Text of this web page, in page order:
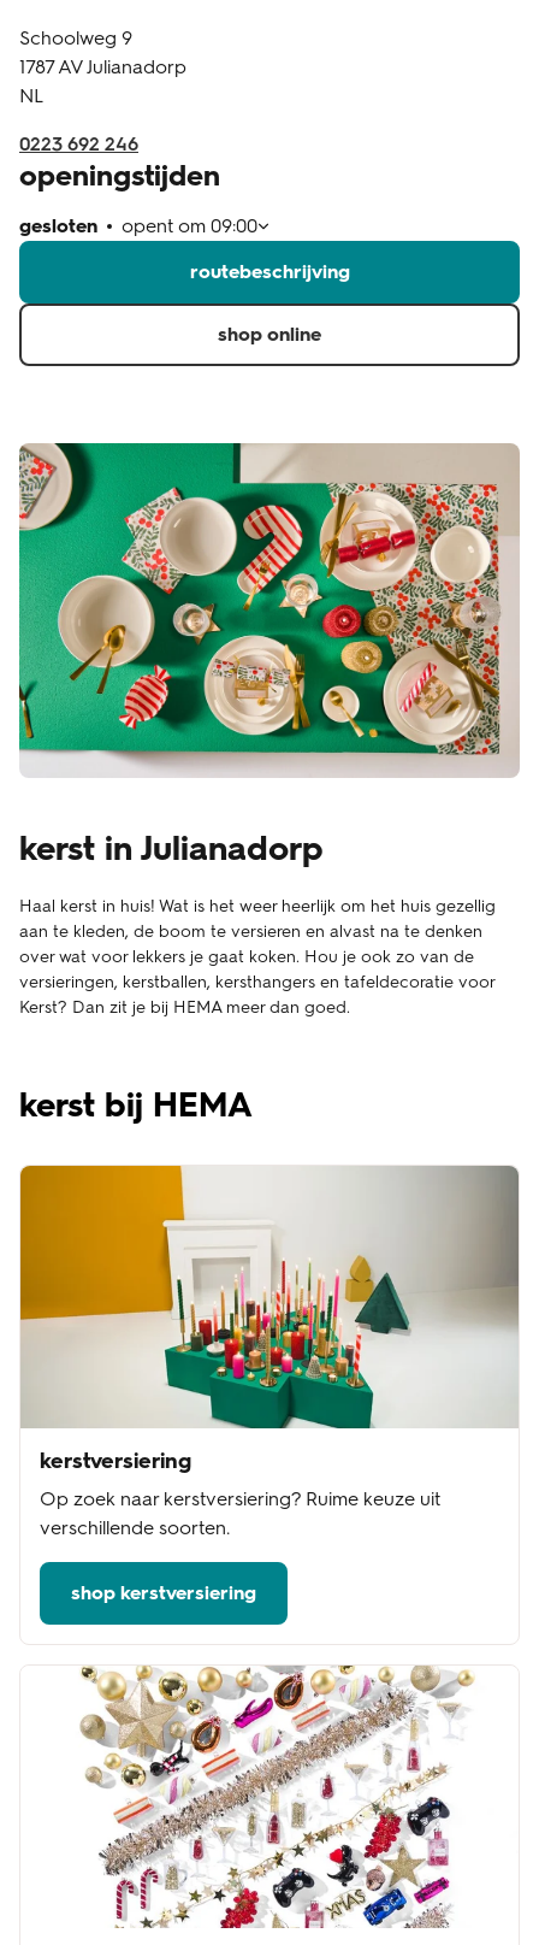
klantenservice
Schoolweg 9
1787 AVJulianadorp
NL
0223 692 246
openingstijden
gesloten opent om 09:00
routebeschrijving
shop online
kerst in Julianadorp
Haal kerst in huis! Wat is het weer heerlijk om het huis gezellig
aan te kleden, de boom te versieren en alvast na te denken
over wat voor lekkers je gaat koken. Hou je ook zo van de
versieringen, kerstballen, kersthangers en tafeldecoratie voor
Kerst? Dan zit je bij HEMA meer dan goed.
kerst bij HEMA
kerstversiering
Op zoek naar kerstversiering? Ruime keuze uit
verschillende soorten.
shop kerstversiering